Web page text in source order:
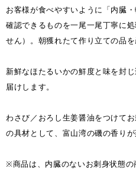
お客様が食べやすいように「内臓
確認できるものを一尾一尾丁寧に
せん）。朝獲れたて作り立ての品を
新鮮なほたるいかの鮮度と味を封
届けします。
わさび／おろし生姜醤油をつけて
の具材として、富山湾の磯の香りが
※商品は、内臓のないお刺身状態の